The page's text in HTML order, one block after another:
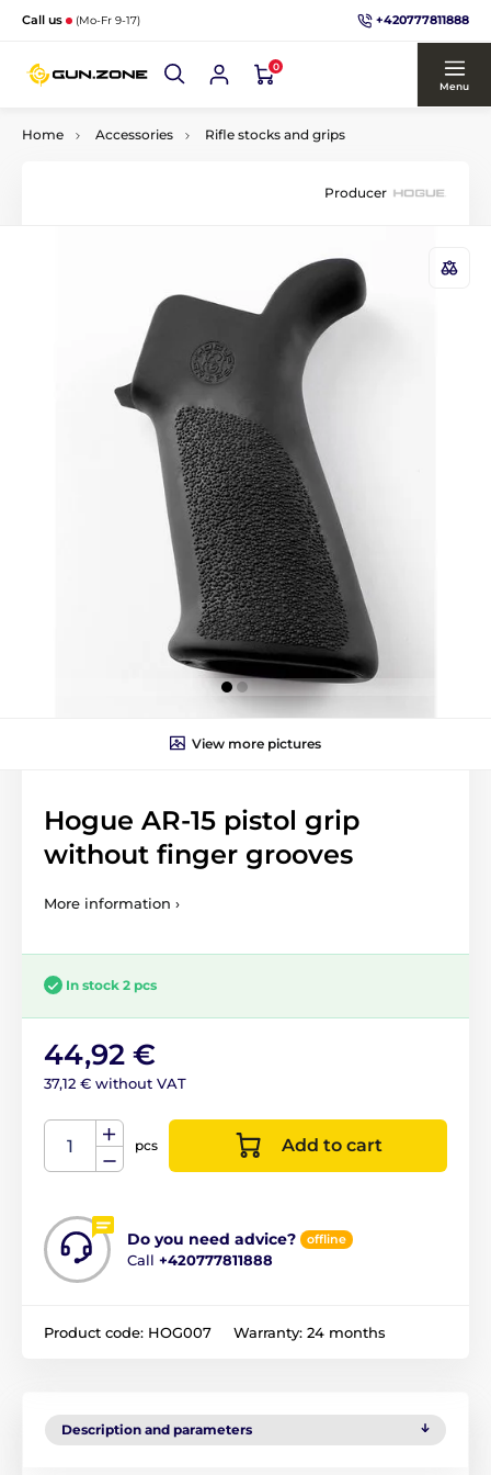
Call us (Mo-Fr 9-17) +420777811888
0
Menu
Home Accessories Rifle stocks and grips
Producer
View more pictures
Hogue AR-15 pistol grip
without finger grooves
More information ›
In stock 2 pcs
44,92 €
37,12 € without VAT
pcs Add to cart
Do you need advice? offline
Call +420777811888
Product code: HOG007 Warranty: 24 months
Description and parameters